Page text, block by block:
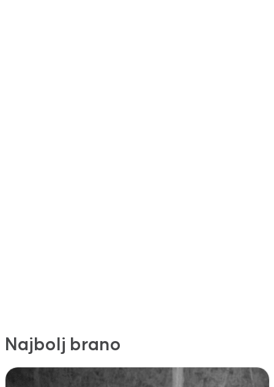
Najbolj brano